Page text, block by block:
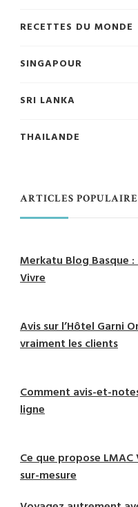
RECETTES DU MONDE
SINGAPOUR
SRI LANKA
THAILANDE
ARTICLES POPULAIRE
Merkatu Blog Basque
Vivre
Avis sur l’Hôtel Garni
vraiment les clients
Comment avis-et-
ligne
Ce que propose
sur-mesure